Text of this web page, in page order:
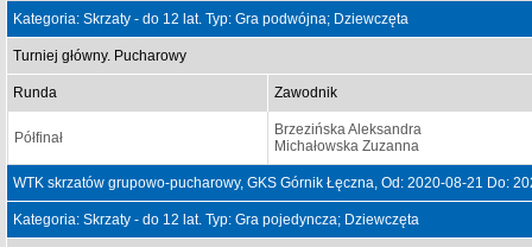
Kategoria: Skrzaty - do 12 lat. Typ: Gra podwójna; Dziewczęta
Turniej główny. Pucharowy
Runda Zawodnik
Półfinał
Brzezińska Aleksandra
Michałowska Zuzanna
WTK skrzatów grupowo-pucharowy, GKS Górnik Łęczna, Od: 2020-08-21 Do:
Kategoria: Skrzaty - do 12 lat. Typ: Gra pojedyncza; Dziewczęta